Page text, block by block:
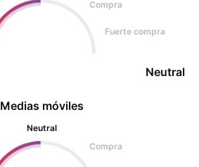
Compra
Fuerte compra
Neutral
Medias móviles
Neutral
Compra